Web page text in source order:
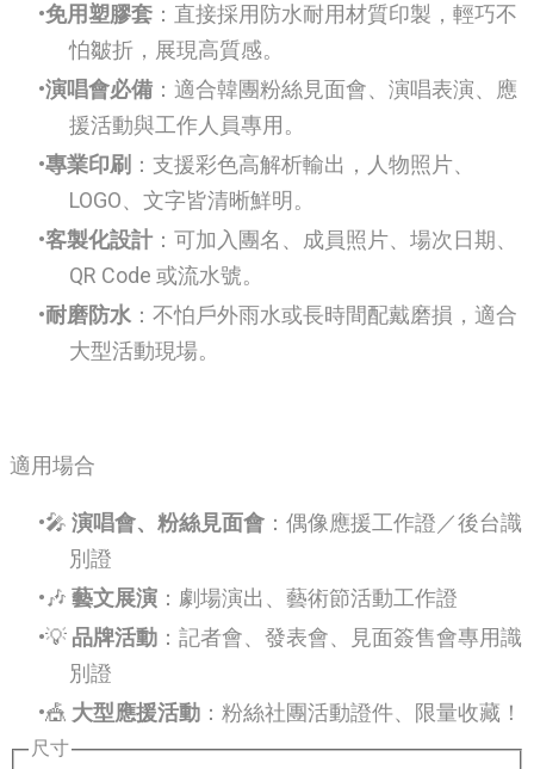
免用塑膠套 ：直接採用防水耐用材質印製，輕巧不
怕皺折，展現高質感。
演唱會必備 ：適合韓團粉絲見面會、演唱表演、應
援活動與工作人員專用。
專業印刷 ：支援彩色高解析輸出，人物照片、
LOGO、文字皆清晰鮮明。
客製化設計：可加入團名、成員照片、場次日期、
QR Code 或流水號。
耐磨防水 ：不怕戶外雨水或長時間配戴磨損，適合
大型活動現場。
適用場合
🎤 演唱會、粉絲見面會 ：偶像應援工作證／後台識
別證
🎶 藝文展演 ：劇場演出、藝術節活動工作證
💡 品牌活動 ：記者會、發表會、見面簽售會專用識
別證
🎪 大型應援活動 ：粉絲社團活動證件、限量收藏！
尺寸